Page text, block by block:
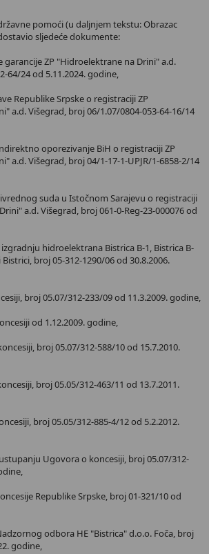
pomoći (u daljnjem tekstu: Obrazac
sljedeće dokumente:
garancije ZP "Hidroelektrane na Drini" a.d.
64/24 od 5.11.2024. godine,
Republike Srpske o registraciji ZP
a.d. Višegrad, broj 06/1.07/0804-053-64-16/14
oporezivanje BiH o registraciji ZP
a.d. Višegrad, broj 04/1-17-1-UPJR/1-6858-2/14
suda u Istočnom Sarajevu o registraciji
a.d. Višegrad, broj 061-0-Reg-23-000076 od
hidroelektrana Bistrica B-1, Bistrica B-
broj 05-312-1290/06 od 30.8.2006.
broj 05.07/312-233/09 od 11.3.2009. godine,
od 1.12.2009. godine,
broj 05.07/312-588/10 od 15.7.2010.
broj 05.05/312-463/11 od 13.7.2011.
broj 05.05/312-885-4/12 od 5.2.2012.
Ugovora o koncesiji, broj 05.07/312-
Republike Srpske, broj 01-321/10 od
odbora HE "Bistrica" d.o.o. Foča, broj
godine,